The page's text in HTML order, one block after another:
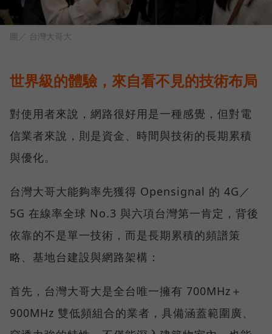
圖／ 台灣大哥大
世界級的體驗，來自看不見的技術布局
對使用者來說，網路很好用是一種感覺，但對電
信業者來說，則是資金、時間與技術的長期累積
與優化。
台灣大哥大能夠率先獲得 Opensignal 的 4G／
5G 在線率全球 No.3 與六項台灣第一肯定，背後
依靠的不是單一技術，而是長期累積的頻譜策
略、基地台建設與網路架構：
首先，台灣大哥大是全台唯一擁有 700MHz＋
900MHz 雙低頻組合的業者，具備涵蓋範圍廣、